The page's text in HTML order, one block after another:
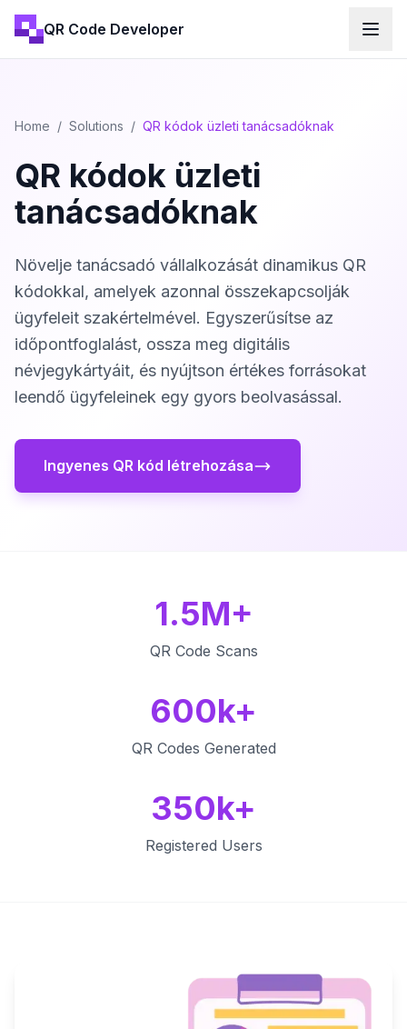
QR Code Developer
Home / Solutions / QR kódok üzleti tanácsadóknak
QR kódok üzleti
tanácsadóknak
Növelje tanácsadó vállalkozását dinamikus QR
kódokkal, amelyek azonnal összekapcsolják
ügyfeleit szakértelmével. Egyszerűsítse az
időpontfoglalást, ossza meg digitális
névjegykártyáit, és nyújtson értékes forrásokat
leendő ügyfeleinek egy gyors beolvasással.
Ingyenes QR kód létrehozása
1.5M+
QR Code Scans
600k+
QR Codes Generated
350k+
Registered Users